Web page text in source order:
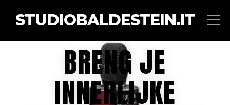
STUDIOBALDESTEIN.IT
BRENG JE
INNERLIJKE